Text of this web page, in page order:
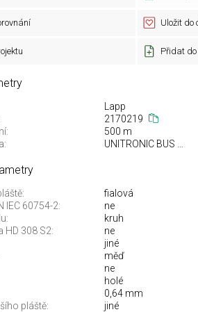
Uložit do
Přidat
Lapp
2170219
500 m
fialová
IEC 60754-2:
ne
kruh
HD 308 S2:
ne
jiné
měď
ne
holé
0,64 mm
pláště:
jiné